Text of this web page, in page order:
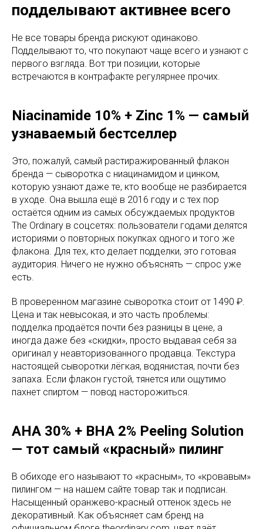
подделывают активнее всего
Не все товары бренда рискуют одинаково.
Подделывают то, что покупают чаще всего и узнают с
первого взгляда. Вот три позиции, которые
встречаются в контрафакте регулярнее прочих.
Niacinamide 10% + Zinc 1% — самый
узнаваемый бестселлер
Это, пожалуй, самый растиражированный флакон
бренда — сыворотка с ниацинамидом и цинком,
которую узнают даже те, кто вообще не разбирается
в уходе. Она вышла ещё в 2016 году и с тех пор
остаётся одним из самых обсуждаемых продуктов
The Ordinary в соцсетях: пользователи годами делятся
историями о повторных покупках одного и того же
флакона. Для тех, кто делает подделки, это готовая
аудитория. Ничего не нужно объяснять — спрос уже
есть.
В проверенном магазине сыворотка стоит от 1490 ₽.
Цена и так невысокая, и это часть проблемы:
подделка продаётся почти без разницы в цене, а
иногда даже без «скидки», просто выдавая себя за
оригинал у неавторизованного продавца. Текстура
настоящей сыворотки лёгкая, водянистая, почти без
запаха. Если флакон густой, тянется или ощутимо
пахнет спиртом — повод насторожиться.
AHA 30% + BHA 2% Peeling Solution
— тот самый «красный» пилинг
В обиходе его называют то «красным», то «кровавым»
пилингом — на нашем сайте товар так и подписан.
Насыщенный оранжево-красный оттенок здесь не
декоративный. Как объясняет сам бренд на